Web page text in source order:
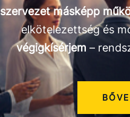
szervezet másképp
elkötelezettség és
végigkísérjem –